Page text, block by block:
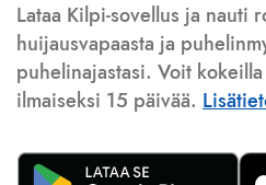
Lataa Kilpi-sovellus ja nauti
huijausvapaasta ja
puhelinajastasi. Voit
ilmaiseksi 15 päivää.